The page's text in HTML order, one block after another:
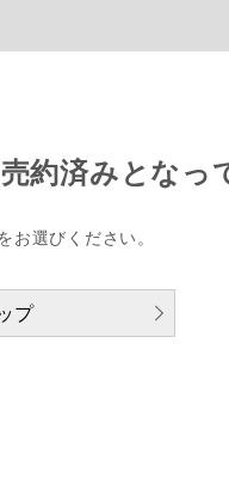
約済みとなっ
お選びください。
プ